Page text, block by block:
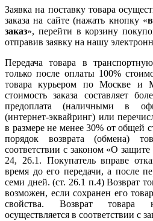
Заявка на поставку товара
заказа на сайте (нажать кнопку «
заказ», перейти в корзину
отправив заявку на нашу
Передача товара в
только после оплаты 100%
товара курьером по Москве и
стоимость заказа составляет
предоплата (наличными в
(интернет-эквайринг) или
в размере не менее 30% от общей
порядок возврата (обмена)
соответствии с законом «О
24, 26.1. Покупатель вправе
время до его передачи, а после
семи дней. (ст. 26.1 п.4) Возврат
возможен, если сохранен его
свойства. Возврат товара
осуществляется в соответствии с